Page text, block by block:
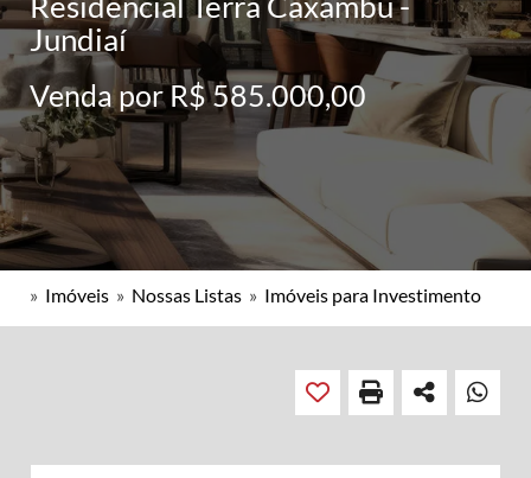
Jundiaí
Venda por R$ 585.000,00
» Imóveis » Nossas Listas » Imóveis para Investimento